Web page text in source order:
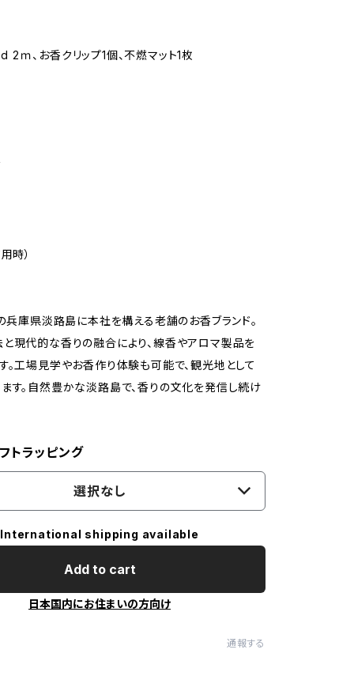
ｍ、お香クリップ1個、不燃マット1枚
時）
庫県淡路島に本社を構える老舗のお香ブランド。
現代的な香りの融合により、線香やアロマ製品を
。工場見学やお香作り体験も可能で、観光地として
す。自然豊かな淡路島で、香りの文化を発信し続け
トラッピング
選択なし
International shipping available
Add to cart
日本国内にお住まいの方向け
通報する